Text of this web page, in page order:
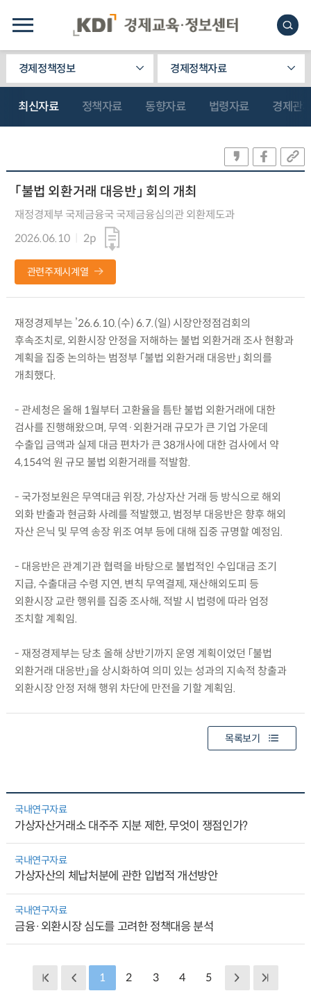
경제정책정보 경제정책자료
최신자료 정책자료 동향자료 법령자료 경제관
「불법 외환거래 대응반」 회의 개최
재정경제부 국제금융국 국제금융심의관 외환제도과
2026.06.10
2p
관련주제시계열
재정경제부는 ’26.6.10.(수) 6.7.(일) 시장안정점검회의
후속조치로, 외환시장 안정을 저해하는 불법 외환거래 조사 현황과
계획을 집중 논의하는 범정부 「불법 외환거래 대응반」 회의를
개최했다.
- 관세청은 올해 1월부터 고환율을 틈탄 불법 외환거래에 대한
검사를 진행해왔으며, 무역·외환거래 규모가 큰 기업 가운데
수출입 금액과 실제 대금 편차가 큰 38개사에 대한 검사에서 약
4,154억 원 규모 불법 외환거래를 적발함.
- 국가정보원은 무역대금 위장, 가상자산 거래 등 방식으로 해외
외화 반출과 현금화 사례를 적발했고, 범정부 대응반은 향후 해외
자산 은닉 및 무역 송장 위조 여부 등에 대해 집중 규명할 예정임.
- 대응반은 관계기관 협력을 바탕으로 불법적인 수입대금 조기
지급, 수출대금 수령 지연, 변칙 무역결제, 재산해외도피 등
외환시장 교란 행위를 집중 조사해, 적발 시 법령에 따라 엄정
조치할 계획임.
- 재정경제부는 당초 올해 상반기까지 운영 계획이었던 「불법
외환거래 대응반」을 상시화하여 의미 있는 성과의 지속적 창출과
외환시장 안정 저해 행위 차단에 만전을 기할 계획임.
목록보기
국내연구자료
가상자산거래소 대주주 지분 제한, 무엇이 쟁점인가?
국내연구자료
가상자산의 체납처분에 관한 입법적 개선방안
국내연구자료
금융·외환시장 심도를 고려한 정책대응 분석
1 2 3 4 5